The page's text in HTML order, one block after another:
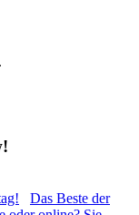
Das Beste der